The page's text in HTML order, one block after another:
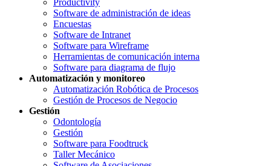
Software de administración de ideas
Encuestas
Software de Intranet
Software para Wireframe
Herramientas de comunicación interna
Software para diagrama de flujo
Automatización y monitoreo
Automatización Robótica de Procesos
Gestión de Procesos de Negocio
Gestión
Odontología
Gestión
Software para Foodtruck
Taller Mecánico